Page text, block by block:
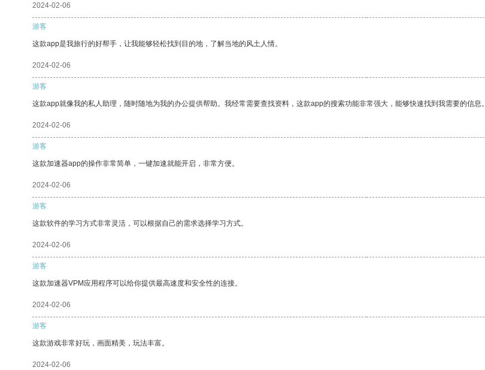
2024-02-06
游客
这款app是我旅行的好帮手，让我能够轻松找到目的地，了解当地的风土人情。
2024-02-06
游客
这款app就像我的私人助理，随时随地为我的办公提供帮助。我经常需要查找资料，这款app的搜索功能非常强大，能够快速找到我需要的信息。
2024-02-06
游客
这款加速器app的操作非常简单，一键加速就能开启，非常方便。
2024-02-06
游客
这款软件的学习方式非常灵活，可以根据自己的需求选择学习方式。
2024-02-06
游客
这款加速器VPM应用程序可以给你提供最高速度和安全性的连接。
2024-02-06
游客
这款游戏非常好玩，画面精美，玩法丰富。
2024-02-06